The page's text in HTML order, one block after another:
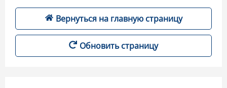
Вернуться на главную страницу
Обновить страницу